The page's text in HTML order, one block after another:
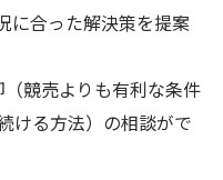
に合った解決策を提案
競売よりも有利な条件
ける方法）の相談がで